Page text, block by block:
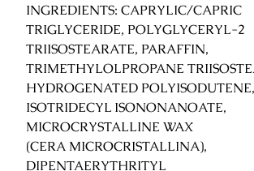
m
e
n
t
N
/
p
r
INGREDIENTS: CAPRYLIC/CAPRIC
TRIGLYCERIDE, POLYGLYCERYL-2
TRIISOSTEARATE, PARAFFIN,
TRIMETHYLOLPROPANE
HYDROGENATED POLYISODUTENE,
ISOTRIDECYL ISONONANOATE,
MICROCRYSTALLINE WAX
(CERA MICROCRISTALLINA),
DIPENTAERYTHRITYL